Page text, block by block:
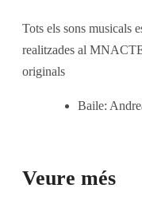
Tots els sons musicals
realitzades al
originals
Baile:
Veure més